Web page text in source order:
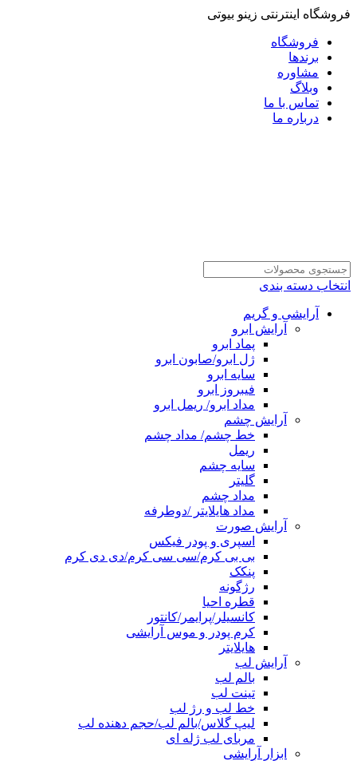
فروشگاه اینترنتی زینو بیوتی
فروشگاه
برندها
مشاوره
وبلاگ
تماس با ما
درباره ما
انتخاب دسته بندی
آرایشی و گریم
آرایش ابرو
پماد ابرو
ژل ابرو/صابون ابرو
سایه ابرو
فیبروز ابرو
مداد ابرو/ ریمل ابرو
آرایش چشم
خط چشم/ مداد چشم
ریمل
سایه چشم
گلیتر
مداد چشم
مداد هایلایتر /دوطرفه
آرایش صورت
اسپری و پودر فیکس
بی بی کرم/سی سی کرم/دی دی کرم
پنکک
رژگونه
قطره احیا
کانسیلر/پرایمر/کانتور
کرم پودر و موس آرایشی
هایلایتر
آرایش لب
بالم لب
تینت لب
خط لب و رژ لب
لیپ گلاس/بالم لب/حجم دهنده لب
مربای لب ژله ای
ابزار آرایشی